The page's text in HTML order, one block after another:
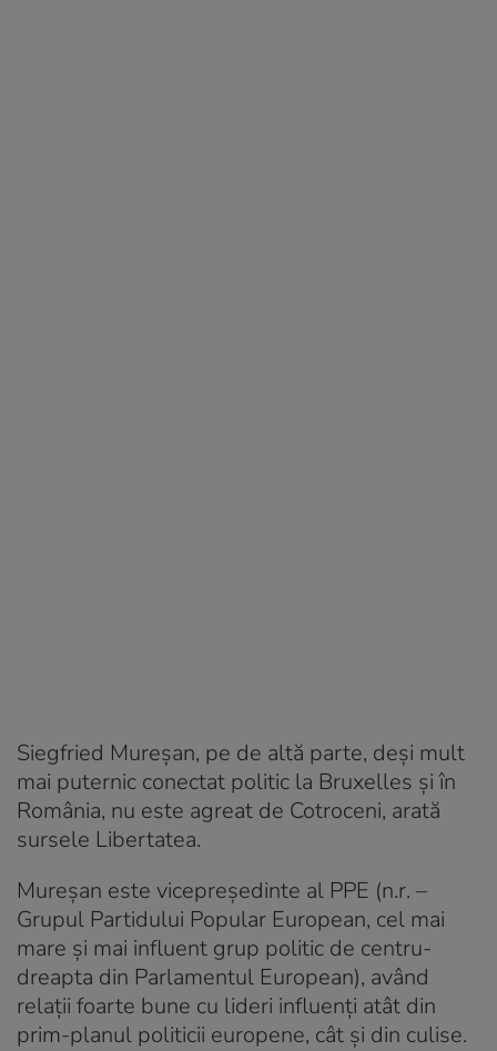
Siegfried Mureșan, pe de altă parte, deși mult
mai puternic conectat politic la Bruxelles și în
România, nu este agreat de Cotroceni, arată
sursele Libertatea.
Mureșan este vicepreședinte al PPE (n.r. –
Grupul Partidului Popular European, cel mai
mare și mai influent grup politic de centru-
dreapta din Parlamentul European), având
relații foarte bune cu lideri influenți atât din
prim-planul politicii europene, cât și din culise.